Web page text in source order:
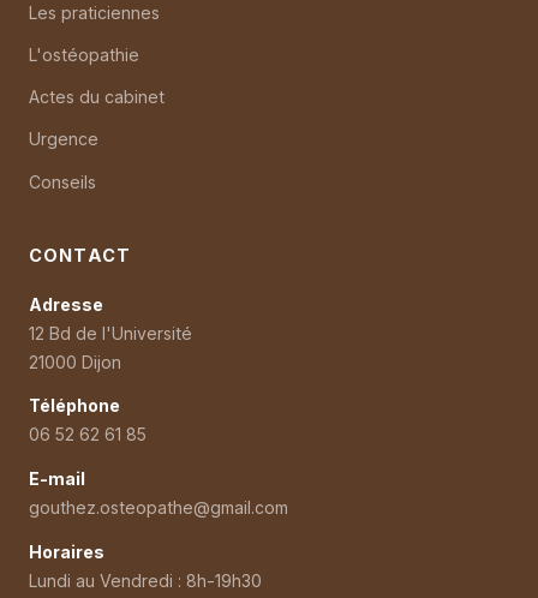
Les praticiennes
L'ostéopathie
Actes du cabinet
Urgence
Conseils
CONTACT
Adresse
12 Bd de l'Université
21000 Dijon
Téléphone
06 52 62 61 85
E-mail
gouthez.osteopathe@gmail.com
Horaires
Lundi au Vendredi : 8h-19h30